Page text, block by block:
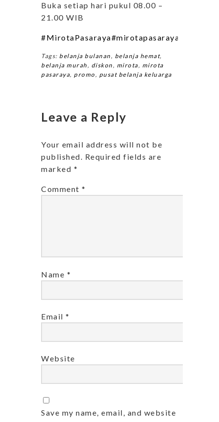
Buka setiap hari pukul 08.00 –
21.00 WIB
#MirotaPasaraya#mirotapasarayafashion
Tags: belanja bulanan, belanja hemat,
belanja murah, diskon, mirota, mirota
pasaraya, promo, pusat belanja keluarga
Leave a Reply
Your email address will not be
published. Required fields are
marked *
Comment *
Name *
Email *
Website
Save my name, email, and website